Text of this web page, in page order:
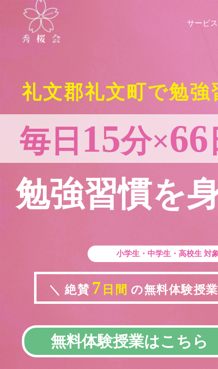
サービス
礼文郡礼文町で勉
毎日 15分×66
勉強習慣を
小学生・中学生・高校生 対
＼ 絶賛 7 日間 の無料体験授
無料体験授業はこちら